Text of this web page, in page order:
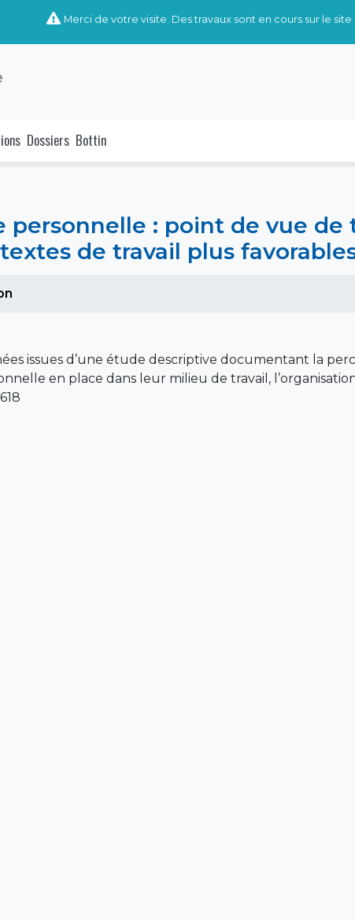
Merci de votre visite. Des travaux sont en cours sur le site
Dossiers Bottin
personnelle : point de vue de
de travail plus
issues d’une étude descriptive documentant la
en place dans leur milieu de travail,